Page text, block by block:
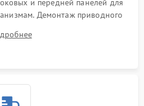
и передней панелей для
Демонтаж приводного
к ТЭНу, компрессору,